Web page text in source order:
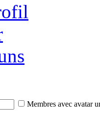
Membres avec avatar